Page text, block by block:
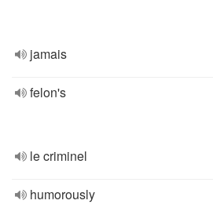
jamais
felon's
le criminel
humorously